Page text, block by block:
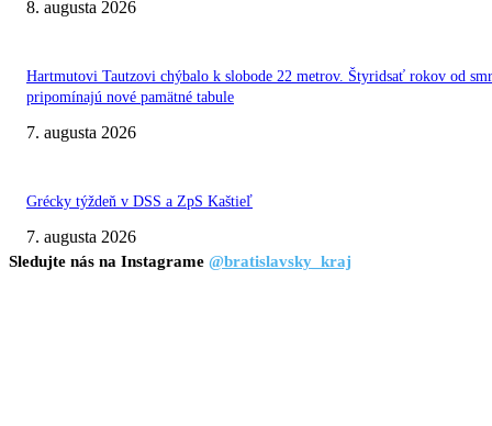
8. augusta 2026
Hartmutovi Tautzovi chýbalo k slobode 22 metrov. Štyridsať rokov od
pripomínajú nové pamätné tabule
7. augusta 2026
Grécky týždeň v DSS a ZpS Kaštieľ
7. augusta 2026
Sledujte nás na Instagrame @bratislavsky_kraj